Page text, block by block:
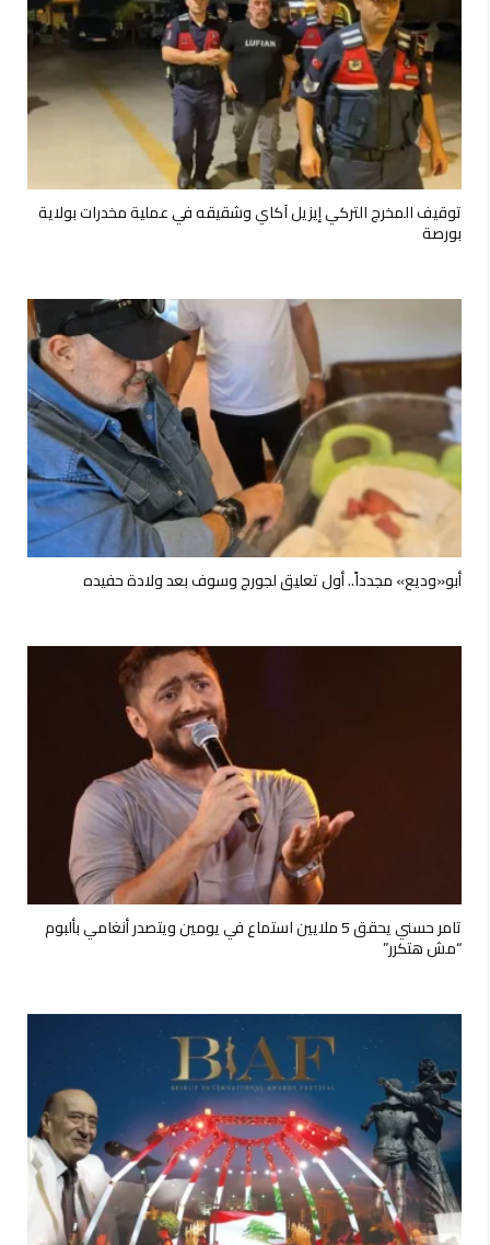
توقيف المخرج التركي إيزيل آكاي وشقيقه في عملية مخدرات بولاية
بورصة
أبو«وديع» مجدداً.. أول تعليق لجورج وسوف بعد ولادة حفيده
تامر حسني يحقق 5 ملايين استماع في يومين ويتصدر أنغامي بألبوم
“مش هتكرر”